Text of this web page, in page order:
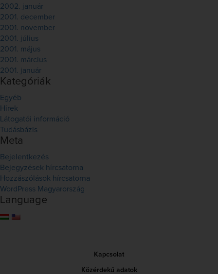
2002. január
2001. december
2001. november
2001. július
2001. május
2001. március
2001. január
Kategóriák
Egyéb
Hírek
Látogatói információ
Tudásbázis
Meta
Bejelentkezés
Bejegyzések hírcsatorna
Hozzászólások hírcsatorna
WordPress Magyarország
Language
Kapcsolat
Közérdekű adatok